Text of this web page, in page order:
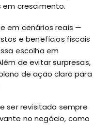
em crescimento.
em cenários reais —
e benefícios fiscais
escolha em
de evitar surpresas,
de ação claro para
ser revisitada sempre
no negócio, como